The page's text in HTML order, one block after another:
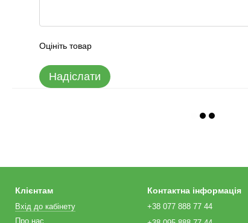
Оцініть товар
Надіслати
Клієнтам
Вхід до кабінету
Про нас
Контактна інформація
+38 077 888 77 44